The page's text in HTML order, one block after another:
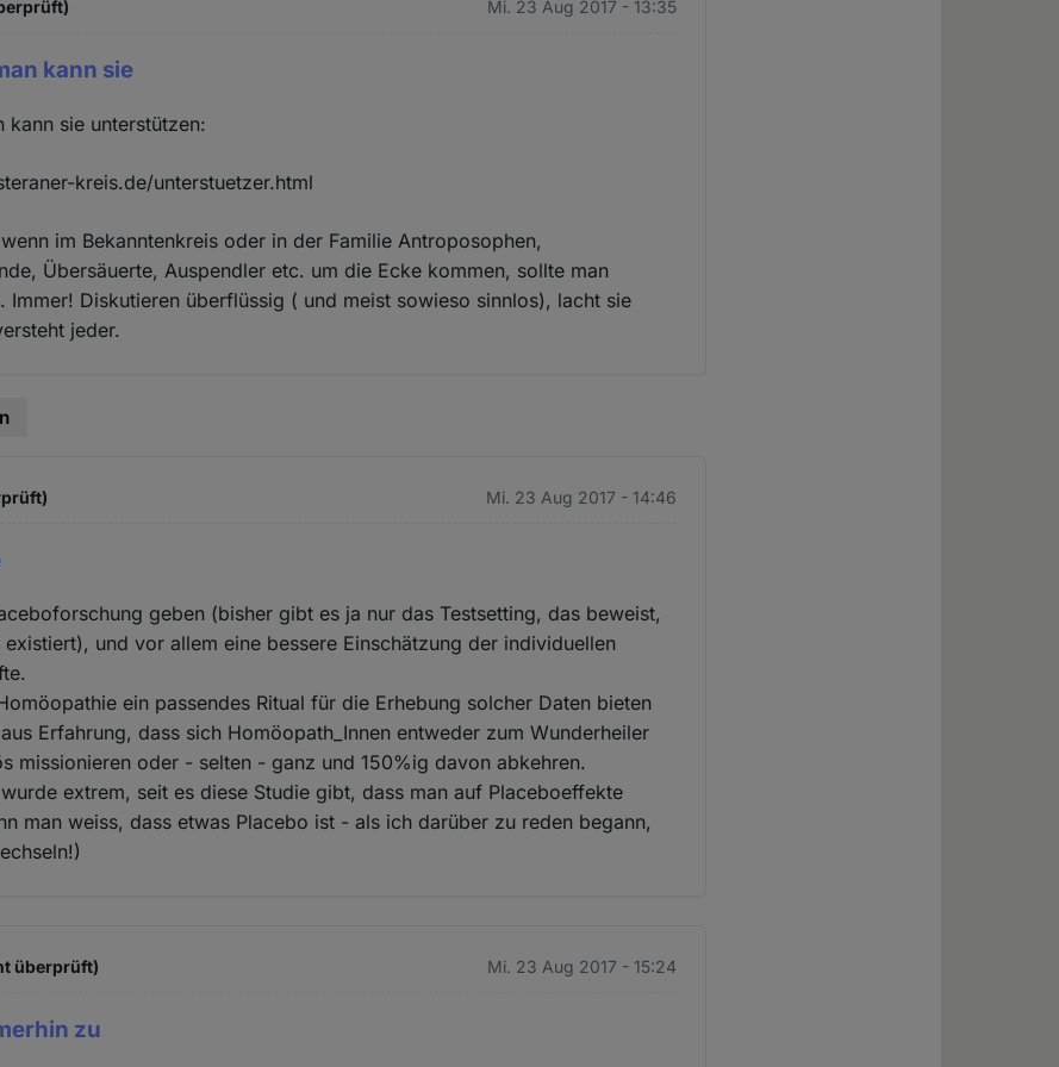
Mi. 23 Aug 2017 - 13:35
kann sie
kann sie unterstützen:
kreis.de/unterstuetzer.html
im Bekanntenkreis oder in der Familie Antroposophen,
Übersäuerte, Auspendler etc. um die Ecke kommen, sollte man
Immer! Diskutieren überflüssig ( und meist sowieso sinnlos), lacht sie
jeder.
Mi. 23 Aug 2017 - 14:46
geben (bisher gibt es ja nur das Testsetting, das beweist,
und vor allem eine bessere Einschätzung der individuellen
ein passendes Ritual für die Erhebung solcher Daten bieten
Erfahrung, dass sich Homöopath_Innen entweder zum Wunderheiler
missionieren oder - selten - ganz und 150%ig davon abkehren.
extrem, seit es diese Studie gibt, dass man auf Placeboeffekte
man weiss, dass etwas Placebo ist - als ich darüber zu reden begann,
überprüft) Mi. 23 Aug 2017 - 15:24
zu